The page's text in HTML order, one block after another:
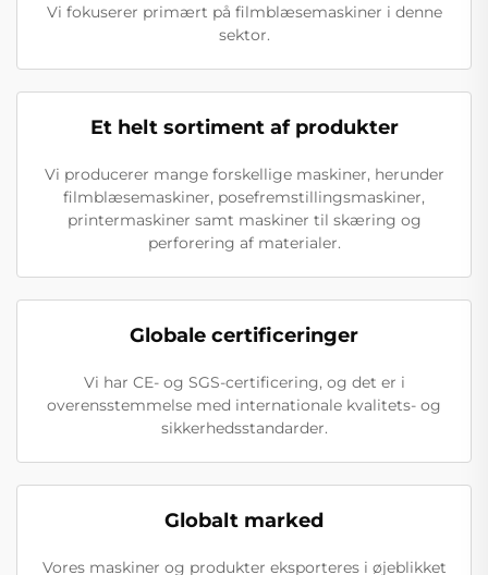
Vi fokuserer primært på filmblæsemaskiner i denne
sektor.
Et helt sortiment af produkter
Vi producerer mange forskellige maskiner, herunder
filmblæsemaskiner, posefremstillingsmaskiner,
printermaskiner samt maskiner til skæring og
perforering af materialer.
Globale certificeringer
Vi har CE- og SGS-certificering, og det er i
overensstemmelse med internationale kvalitets- og
sikkerhedsstandarder.
Globalt marked
Vores maskiner og produkter eksporteres i øjeblikket